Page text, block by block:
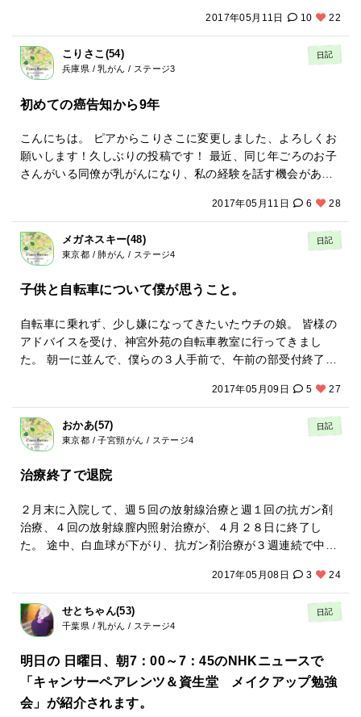
てる人とかいなかったし そもそも信じるとゆうことはどうい
うことなのかわからないと返事しました。 私の病気を治す方
法は先生の言ってることをやるしかないとゆうのは信じてる
ことなんでしょうかね？ 今回も宿泊し始めてから不思議なこ
人がいて がんの人も多くて話をするのが楽しいです。 今日は
来てる人全員このクリニックにかかってます ここの先生から
良かった 今までの人生の問題が半分以上解決した感じでし
た。 先生から教えてもらってる時 胸からスゥーッと何かが流
れていき 私は治すことができる！と思いました。 痛いところ
にはモーラステープを貼りました かたーい感じの痛みはだん
悪い痛みになり、そして消えて行きました 温泉滞在5日目で
した 6日目 咳も痰もほとんどなくなりました とーこーろーが
ー！帰り道新幹線が鹿児島から遠ざかると咳がまた少し出だ
たどうしたん！？！？！？行く前と全然違う！！！！と言わ
れました。友達の旦那からは あんたホントにがんあるの？と
まだあります！！！！ 帰宅した時父親に がん半分なおったぁ
が、数日後 お前は鹿児島から帰ったら咳がかなり減ったと言
しません。 気楽です 笑 そしてまた今鹿児島に来ました 私は
心を治します 温泉でエネルギーを貰い心変えていきます その
副作用でがんが消えることに決めました 今日で6日目 咳痰ほ
とんどありません なんと夕べは熱が38.0まで出ました 背中
しばらく鹿児島通います( ^&omega;^ ) これは私が信じてい
る治療法です 病院で治療をしないので私の場合はこれしかな
いと思ってます
の〜私の人生は忙しい！！」http://ameblo.jp/meizeqianxun/
うめちゃんは、乳がんやったけど、入院先には名刺を箱で持
ち込んで配ろうとした根っからの営業女子！ 乳がんだけど、
会社で表彰されるほどの営業成績をあげてやってのけまし
た！ すげー！ かっこいい！ 私がうめちゃんに惚れ込んで
（笑）、「ぜひ！何か一緒にやりましょー！」って声をかけ
て、お互いに意気投合しました！ この動画の最初に出てくる
写真は、その２人きりのＭＴＧで初めて会った時のもので
して共感するところもいっぱいあって、 あっという間に時間
が過ぎちゃったなあー この動画のテーマは、うめちゃんのア
イデア！ ウィッグも楽しいな とか、 そんな選び方があるん
するのでびっくりするかもしれないけど（笑）、冒険もして
車の音が入っちゃってるけど、品川駅近くのレンタルルーム
で撮影しました。 中国語教室の空き教室をレンタルしたんで
すが、そういうお部屋を貸してくれるサービスってのもある
2017年05月11日 10 22
こりさこ(54)
兵庫県 / 乳がん / ステージ3
日記
初めての癌告知から9年
こんにちは。 ピアからこりさこに変更しました、よろしくお
願いします！久しぶりの投稿です！ 最近、同じ年ごろのお子
さんがいる同僚が乳がんになり、私の経験を話す機会があり
これまでの経験は、不安いっぱいの私にとっての希望になる
ごろですが、最初に告知されたときのことを思い出しまし
た。 そのころは、子供達の成長をみれないかもしれないとい
う絶望の淵にいて、かすかでも希望がほしくて、探したのが
「癌を乗り越えて、もしくは共存してでも、気づいたら長い
時間がすぎて、こどもの成長も見れたのよ」という経験者の
声。実際にはなかなかそんな人の声を聞くことはできなかっ
たのですが、女優の音無さんの経験談にはとても勇気をもら
えました。 一言で癌といっても、いろんな種類もあるし、大
変な状況のなか、がんばってる方の日記を読んでると、長く
闘病できている私のことを書いてよいのか、悩んだのです
が、私の経験が、闘病生活がスタートしてしまった誰かの希
望と少しの元気、勇気につながればと思い、投稿すること
とはいえ、非常に予後の良い甲状腺がんだったので、一生甲
中にしれっと手術を受け仕事に復帰。 そして今度は、38歳の
ときに乳がんを告知されました。初期とはいえ、悪性度が高
く再発率も高いため、抗がん剤治療を受けました。その後、
パへの転移、脇から鎖骨までリンパをがっさりと摘出し、再
度の抗がん剤。それからさらにきついホルモン治療を継続中
で、再発から３年たちました。 横隔膜に怪しい影を指摘され
ていたり、長年のホルモン治療のせいで骨粗しょう症にな
り、途中極度の不安から心療内科に通ったこと5年、などな
ど、崖っぷちギリギリを歩きながらも今、この瞬間は元気に
生きています。 最初の癌発覚時に0歳、6歳だったこどもが、
いま9歳、15歳。特に再発時に小6だった息子の中3なんて想
2017年05月11日 6 28
メガネスキー(48)
東京都 / 肺がん / ステージ4
日記
子供と自転車について僕が思うこと。
自転車に乗れず、少し嫌になってきたいたウチの娘。 皆様の
アドバイスを受け、神宮外苑の自転車教室に行ってきまし
た。 朝一に並んで、僕らの３人手前で、午前の部受付終了。
見て過ごしました。 本当にすぐ乗れる子が出てきたり、子供
番。大張り切りで練習スタート。 親に言われたことは、口出
し、手出ししない。水分補給をさせることだけ。 見ている
と、「もうちょっと真ん中走ってー！」「いいよー。乗れて
るよー」「ブレーキ使ってねー」と 子供が前を通るたびに声
をかけている親がいる。 ハッとしたまさに自分だ。こうした
方がいい。うまいよーという言葉は、 集中している子供にと
っては、集中力を削ぐものでしかないようだ。その子はだん
だんイライラし出し、親の前で必ず停車するようになり。 楽
しくなさそうになっている。僕と娘みたいだ。 良かれと思っ
てやってたことは、子供にとっては邪魔である。 子供のころ
親に言われてイライラするあの感情は、ここからくるの
か〜。 僕はあえて声をかけないように見守るだけにした。 年
ながら見てるだけ。 その構え方、素敵。すごく勉強になっ
た。 そのおかげか、鈍臭い我が娘が１時間半後にペダルを漕
いで進んでいた。 そこには、「手離さないで、ちゃんと持っ
2017年05月09日 5 27
おかあ(57)
東京都 / 子宮頸がん / ステージ4
日記
治療終了で退院
２月末に入院して、週５回の放射線治療と週１回の抗ガン剤
治療、４回の放射線膣内照射治療が、４月２８日に終了し
た。 途中、白血球が下がり、抗ガン剤治療が３週連続で中止
いし、手術した訳じゃないから、かなり不安。 それにS字結
腸癌は腺癌だから放射線は効かないと言われてたから残って
いるはず。 体力低下で歩行も不安定だし、食事も副作用でな
かなか摂取出来なくて、こんな状態での退院は不安だらけ。
そんな不安をぶつける猶予すらなく、治療が終了した翌日に
退院になりました。笑 大学病院の大部屋に入院してました
が、大部屋はローテーション大事よね…わかる、わかる。 治
2017年05月08日 3 24
せとちゃん(53)
千葉県 / 乳がん / ステージ4
日記
明日の 日曜日、朝7：00～7：45のNHKニュースで
「キャンサーペアレンツ＆資生堂 メイクアップ勉強
会」が紹介されます。